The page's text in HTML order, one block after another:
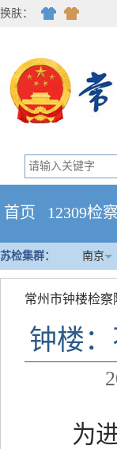
换肤：
首页 12309检
苏检集群： 南京
常州市钟楼检察
钟楼
为进